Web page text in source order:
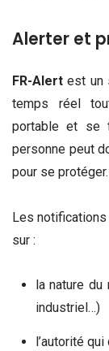
Alerter et
FR-Alert est un
temps réel
portable et se
personne peut
pour se protéger.
Les
sur :
la nature du
industriel…)
l’autorité